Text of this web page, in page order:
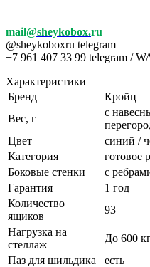
mail@sheykobox.ru
@sheykoboxru telegram
+7 961 407 33 99 telegram /
Характеристики
Бренд
Кройц
Вес, г
с
Цвет
синий /
Категория
готовое
Боковые стенки
с
Гарантия
1 год
Количество
ящиков
93
Нагрузка на
стеллаж
До 600
Паз для шильдика
есть